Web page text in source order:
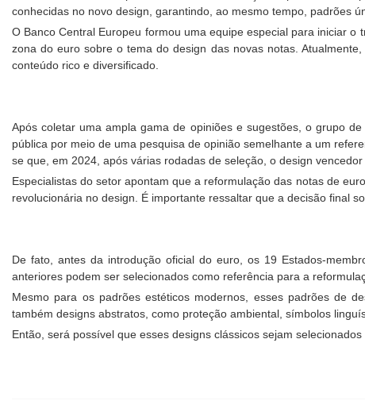
conhecidas no novo design, garantindo, ao mesmo tempo, padrões
O Banco Central Europeu formou uma equipe especial para iniciar
zona do euro sobre o tema do design das novas notas.
conteúdo rico e diversificado.
Após coletar uma ampla gama de opiniões e sugestões, o grupo
pública por meio de uma pesquisa de opinião semelhante a um
se que, em 2024, após várias rodadas de seleção, o design
Especialistas do setor apontam que a reformulação das notas de
revolucionária no design. É importante ressaltar que a decisão final
De fato, antes da introdução oficial do euro, os 19 Estados-
anteriores podem ser selecionados como referência para a
Mesmo para os padrões estéticos modernos, esses padrões de
também designs abstratos, como proteção ambiental, símbolos
Então, será possível que esses designs clássicos sejam